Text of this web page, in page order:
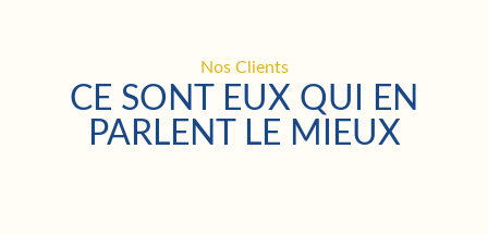
Nos Clients
CE SONT EUX QUI EN
PARLENT LE MIEUX